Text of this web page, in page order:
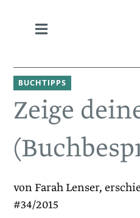
BUCHTIPPS
Zeige
von Farah Lenser,
#34/2015